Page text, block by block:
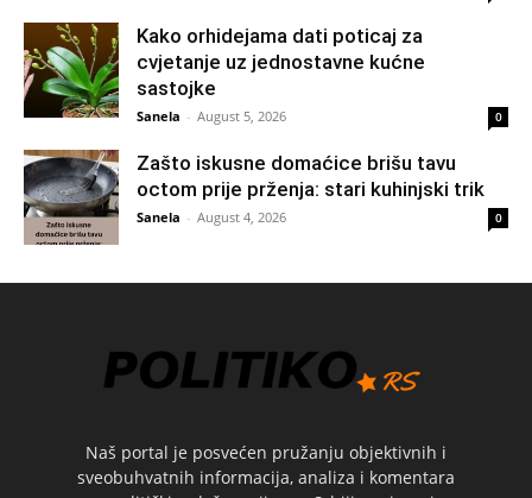
Kako orhidejama dati poticaj za
cvjetanje uz jednostavne kućne
sastojke
Sanela - August 5, 2026 0
Zašto iskusne domaćice brišu tavu
octom prije prženja: stari kuhinjski trik
Sanela - August 4, 2026 0
Naš portal je posvećen pružanju objektivnih i
sveobuhvatnih informacija, analiza i komentara